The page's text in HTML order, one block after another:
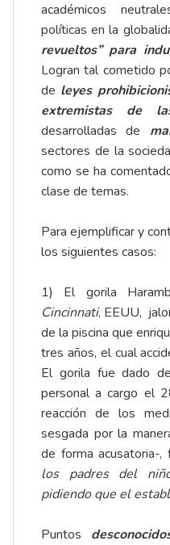
académicos
políticas en la
revueltos” para
Logran tal cometido
de leyes
extremistas de
desarrolladas de
sectores de la
como se ha
clase de temas.
Para ejemplificar y
los siguientes casos:
1) El gorila
Cincinnati, EEUU,
de la piscina que
tres años, el cual
El gorila fue dado
personal a cargo el
reacción de los
sesgada por la
de forma acusatoria-,
los padres del
pidiendo que el
Puntos